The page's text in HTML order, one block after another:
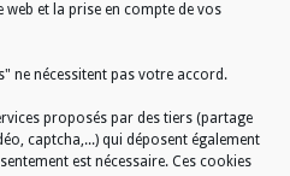
et la prise en compte de vos
ne nécessitent pas votre accord.
proposés par des tiers (partage
captcha,...) qui déposent également
est nécessaire. Ces cookies